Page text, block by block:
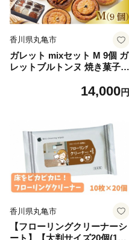
香川県丸亀市
ガレット mixセット M 9個 ガ
レットブルトンヌ 焼き菓子
ツ 詰め合わせ おやつ デザー
ピスタチオ バニラ ナッツ プ
レゼント ギフト 離島配送不
可 il Ponte 香川県 丸亀市
14,000円
香川県丸亀市
【フローリングクリーナーシ